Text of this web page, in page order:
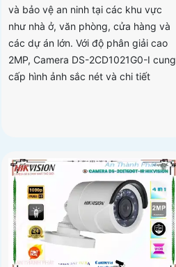
và bảo vệ an ninh tại các khu vực
như nhà ở, văn phòng, cửa hàng và
các dự án lớn. Với độ phân giải cao
2MP, Camera DS-2CD1021G0-I cung
cấp hình ảnh sắc nét và chi tiết